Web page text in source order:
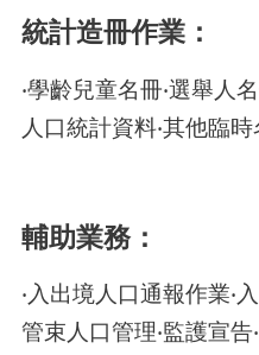
統計造冊作業：
‧學齡兒童名冊‧選舉人
人口統計資料‧其他臨時
輔助業務：
‧入出境人口通報作業‧
管束人口管理‧監護宣告